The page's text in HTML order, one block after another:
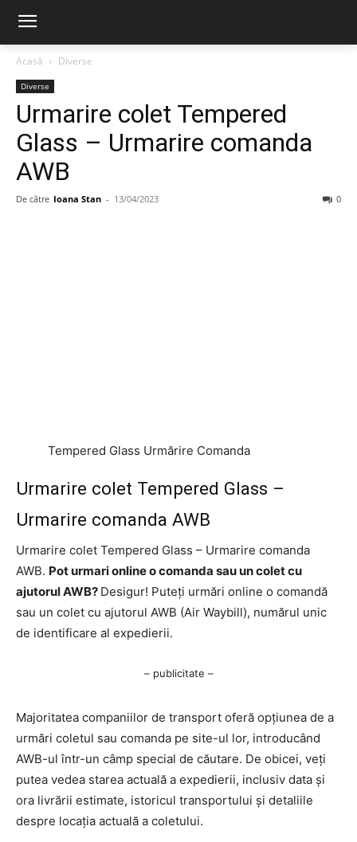
Acasă Diverse
Diverse
Urmarire colet Tempered
Glass – Urmarire comanda
AWB
De către Ioana Stan - 13/04/2023 0
Tempered Glass Urmărire Comanda
Urmarire colet Tempered Glass –
Urmarire comanda AWB
Urmarire colet Tempered Glass – Urmarire comanda
AWB. Pot urmari online o comanda sau un colet cu
ajutorul AWB? Desigur! Puteți urmări online o comandă
sau un colet cu ajutorul AWB (Air Waybill), numărul unic
de identificare al expedierii.
– publicitate –
Majoritatea companiilor de transport oferă opțiunea de a
urmări coletul sau comanda pe site-ul lor, introducând
AWB-ul într-un câmp special de căutare. De obicei, veți
putea vedea starea actuală a expedierii, inclusiv data și
ora livrării estimate, istoricul transportului și detaliile
despre locația actuală a coletului.